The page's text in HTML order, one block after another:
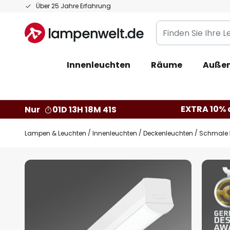
Über 25 Jahre Erfahrung
Zum
springen
Finden
Sie
Leuchte...
Innenleuchten Räume
Nur
01D 13H 18M 40S EXTRA
Lampen & Leuchten Innenleuchten Deckenleuchten Schmale
Zum